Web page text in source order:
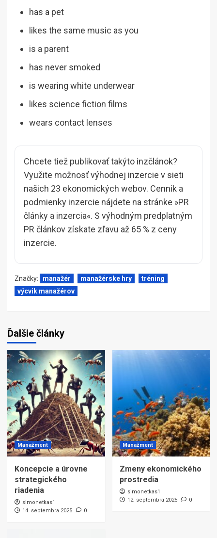
has a pet
likes the same music as you
is a parent
has never smoked
is wearing white underwear
likes science fiction films
wears contact lenses
Chcete tiež publikovať takýto inzčlánok?
Využite možnosť výhodnej inzercie v sieti
našich 23 ekonomických webov. Cenník a
podmienky inzercie nájdete na stránke »PR
články a inzercia«. S výhodným predplatným
PR článkov získate zľavu až 65 % z ceny
inzercie.
Značky: manažér manažérske hry
tréning
výcvik manažérov
Ďalšie články
Manažment
Koncepcie a úrovne
strategického
riadenia
simonetkas1
14. septembra 2025
0
Manažment
Zmeny ekonomického
prostredia
simonetkas1
12. septembra 2025
0